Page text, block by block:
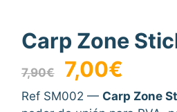
Carp Zone
7,90€
El
precio
original
7,00€El
actual
Ref SM002 — Carp Zone